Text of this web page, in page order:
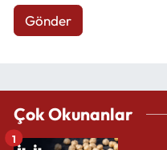
Gönder
Çok Okunanlar
1